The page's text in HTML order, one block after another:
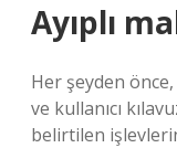
Ayıplı
Her şeyden
ve kullanıcı
belirtilen